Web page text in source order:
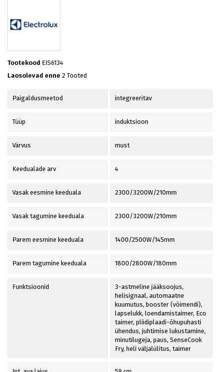
Tootekood EIS6134
Laosolevad enne 2 Tooted
Paigaldusmeetod integreeritav
Tüüp induktsioon
Värvus must
Keedualade arv 4
Vasak eesmine keeduala 2300/3200W/210mm
Vasak tagumine keeduala 2300/3200W/210mm
Parem eesmine keeduala 1400/2500W/145mm
Parem tagumine keeduala 1800/2800W/180mm
Funktsioonid
3-astmeline jääksoojus,
helisignaal, automaatne
kuumutus, booster (võimendi),
lapselukk, loendamistaimer, Eco
taimer, pliidiplaadi-õhupuhasti
ühendus, juhtimise lukustamine,
minutilugeja, paus, SenseCook
Fry, heli väljalülitus, taimer